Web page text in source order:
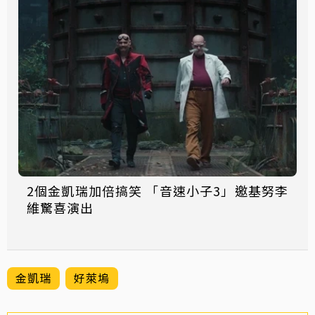
2個金凱瑞加倍搞笑 「音速小子3」邀基努李
維驚喜演出
金凱瑞 好萊塢